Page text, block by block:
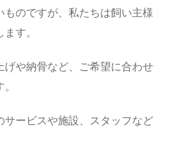
のですが、私たちは飼い主様
す。
や納骨など、ご希望に合わせ
ービスや施設、スタッフなど